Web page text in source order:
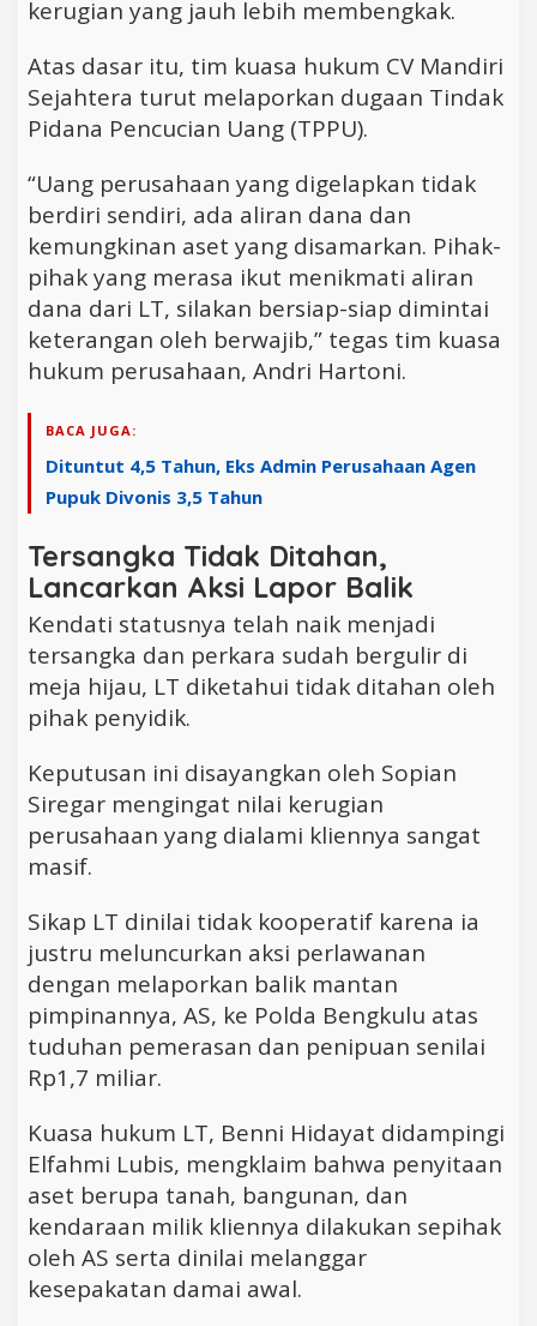
kerugian yang jauh lebih membengkak.
Atas dasar itu, tim kuasa hukum CV Mandiri
Sejahtera turut melaporkan dugaan Tindak
Pidana Pencucian Uang (TPPU).
“Uang perusahaan yang digelapkan tidak
berdiri sendiri, ada aliran dana dan
kemungkinan aset yang disamarkan. Pihak-
pihak yang merasa ikut menikmati aliran
dana dari LT, silakan bersiap-siap dimintai
keterangan oleh berwajib,” tegas tim kuasa
hukum perusahaan, Andri Hartoni.
BACA JUGA:
Dituntut 4,5 Tahun, Eks Admin Perusahaan Agen
Pupuk Divonis 3,5 Tahun
Tersangka Tidak Ditahan,
Lancarkan Aksi Lapor Balik
Kendati statusnya telah naik menjadi
tersangka dan perkara sudah bergulir di
meja hijau, LT diketahui tidak ditahan oleh
pihak penyidik.
Keputusan ini disayangkan oleh Sopian
Siregar mengingat nilai kerugian
perusahaan yang dialami kliennya sangat
masif.
Sikap LT dinilai tidak kooperatif karena ia
justru meluncurkan aksi perlawanan
dengan melaporkan balik mantan
pimpinannya, AS, ke Polda Bengkulu atas
tuduhan pemerasan dan penipuan senilai
Rp1,7 miliar.
Kuasa hukum LT, Benni Hidayat didampingi
Elfahmi Lubis, mengklaim bahwa penyitaan
aset berupa tanah, bangunan, dan
kendaraan milik kliennya dilakukan sepihak
oleh AS serta dinilai melanggar
kesepakatan damai awal.